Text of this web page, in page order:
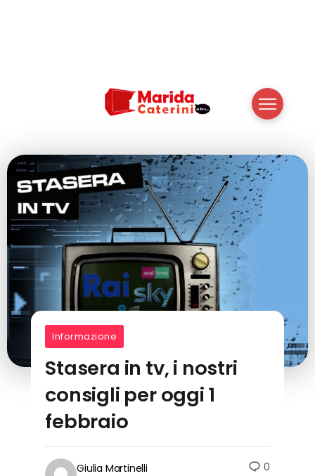
Informazione
Stasera in tv, i nostri
consigli per oggi 1
febbraio
Giulia Martinelli 0